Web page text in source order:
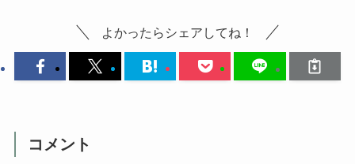
よかったらシェアしてね！
コメント